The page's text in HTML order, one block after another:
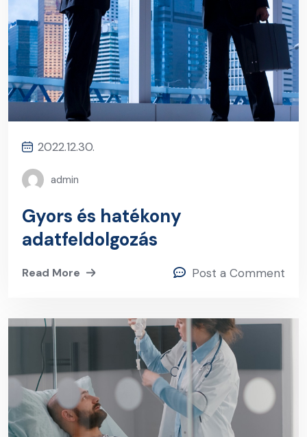
2022.12.30.
admin
Gyors és hatékony
adatfeldolgozás
Read More Post a Comment